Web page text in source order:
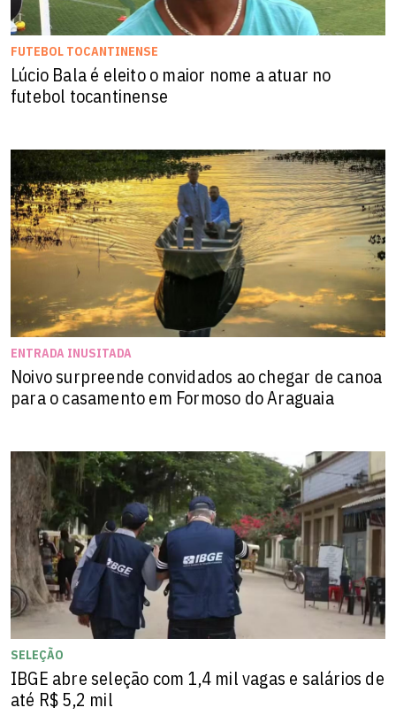
FUTEBOL TOCANTINENSE
Lúcio Bala é eleito o maior nome a atuar no
futebol tocantinense
ENTRADA INUSITADA
Noivo surpreende convidados ao chegar de canoa
para o casamento em Formoso do Araguaia
SELEÇÃO
IBGE abre seleção com 1,4 mil vagas e salários de
até R$ 5,2 mil